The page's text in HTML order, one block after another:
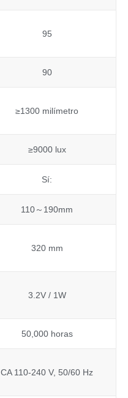
95
90
≥1300 milímetro
≥9000 lux
Sí:
110～190mm
320 mm
3.2V / 1W
50,000 horas
CA 110-240 V, 50/60 Hz